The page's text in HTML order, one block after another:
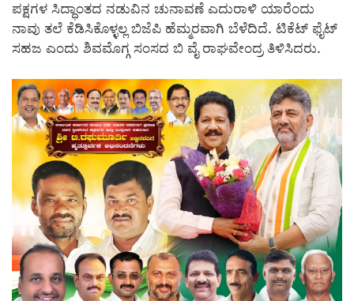
ಪಕ್ಷಗಳ ಸಿದ್ಧಾಂತದ ನಡುವಿನ ಚುನಾವಣೆ ಎದುರಾಳಿ ಯಾರೆಂದು
ನಾವು ತಲೆ ಕೆಡಿಸಿಕೊಳ್ಳಲ್ಲ ಬಿಜೆಪಿ ಹೆಮ್ಮರವಾಗಿ ಬೆಳೆದಿದೆ. ಟಿಕೆಟ್ ಫೈಟ್
ಸಹಜ ಎಂದು ಶಿವಮೊಗ್ಗ ಸಂಸದ ಬಿ ವೈ ರಾಘವೇಂದ್ರ ತಿಳಿಸಿದರು.